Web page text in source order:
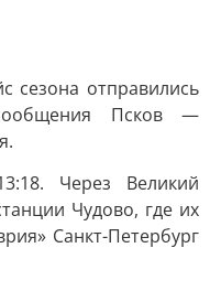
сезона отправились
Псков —
Через Великий
Чудово, где их
Санкт-Петербург